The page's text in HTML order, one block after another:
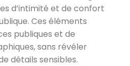
d’intimité et de confort
Ces éléments
publiques et de
sans révéler
détails sensibles.